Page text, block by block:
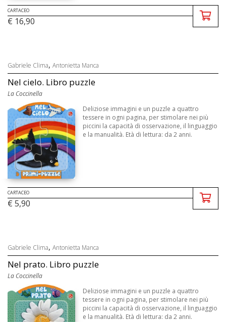
CARTACEO
€ 16,90
Gabriele Clima, Antonietta Manca
Nel cielo. Libro puzzle
La Coccinella
Deliziose immagini e un puzzle a quattro
tessere in ogni pagina, per stimolare nei più
piccini la capacità di osservazione, il linguaggio
e la manualità. Età di lettura: da 2 anni.
CARTACEO
€ 5,90
Gabriele Clima, Antonietta Manca
Nel prato. Libro puzzle
La Coccinella
Deliziose immagini e un puzzle a quattro
tessere in ogni pagina, per stimolare nei più
piccini la capacità di osservazione, il linguaggio
e la manualità. Età di lettura: da 2 anni.